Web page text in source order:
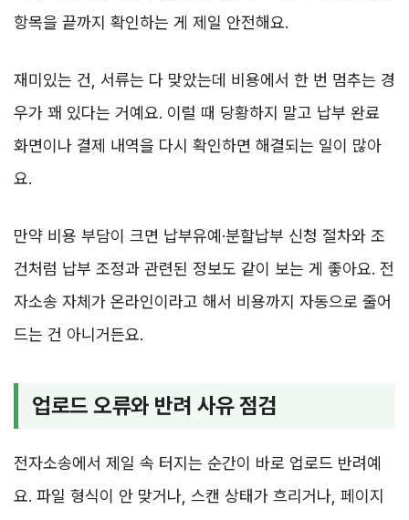
항목을 끝까지 확인하는 게 제일 안전해요.
재미있는 건, 서류는 다 맞았는데 비용에서 한 번 멈추는 경
우가 꽤 있다는 거예요. 이럴 때 당황하지 말고 납부 완료
화면이나 결제 내역을 다시 확인하면 해결되는 일이 많아
요.
만약 비용 부담이 크면 납부유예·분할납부 신청 절차와 조
건처럼 납부 조정과 관련된 정보도 같이 보는 게 좋아요. 전
자소송 자체가 온라인이라고 해서 비용까지 자동으로 줄어
드는 건 아니거든요.
업로드 오류와 반려 사유 점검
전자소송에서 제일 속 터지는 순간이 바로 업로드 반려예
요. 파일 형식이 안 맞거나, 스캔 상태가 흐리거나, 페이지